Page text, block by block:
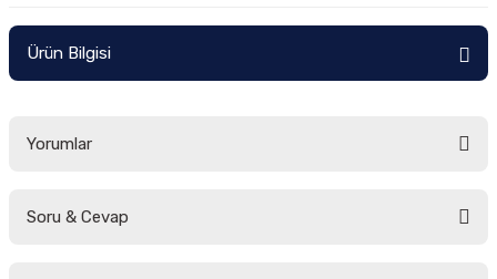
Ürün Bilgisi
Yorumlar
Soru & Cevap